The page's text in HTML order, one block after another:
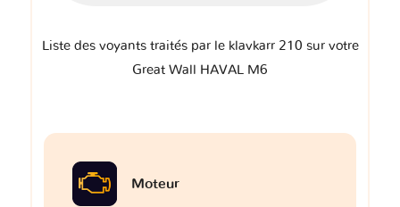
Liste des voyants traités par le klavkarr 210 sur votre
Great Wall HAVAL M6
Moteur